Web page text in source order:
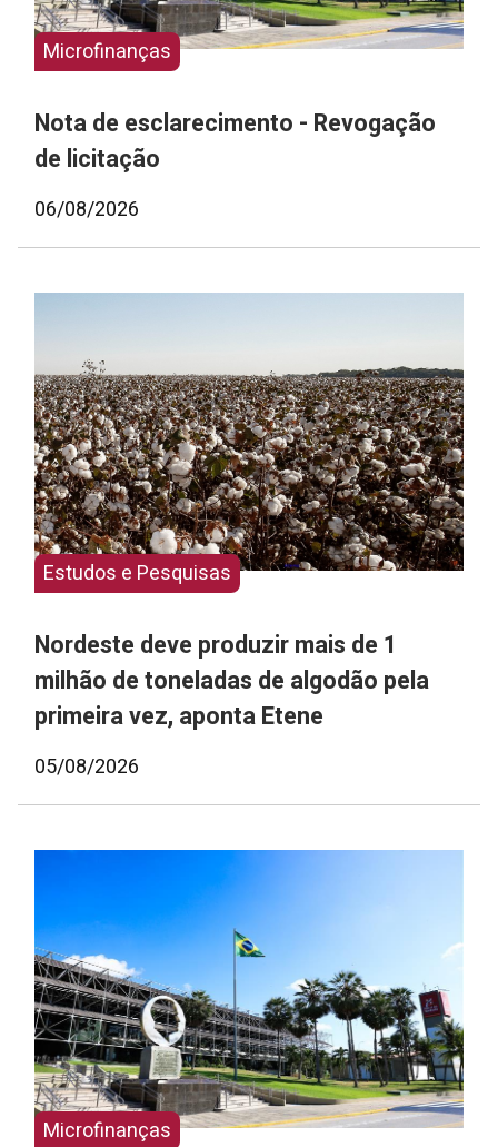
Microfinanças
Nota de esclarecimento - Revogação
de licitação
06/08/2026
Estudos e Pesquisas
Nordeste deve produzir mais de 1
milhão de toneladas de algodão pela
primeira vez, aponta Etene
05/08/2026
Microfinanças